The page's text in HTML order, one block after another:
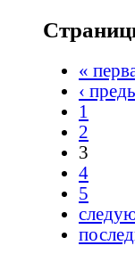
«
‹
1
2
3
4
5